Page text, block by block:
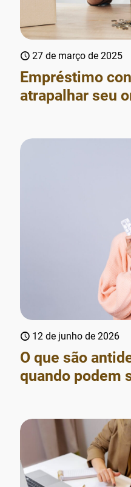
27 de março de 2025
Empréstimo
atrapalhar seu
12 de junho de 2026
O que são
quando podem